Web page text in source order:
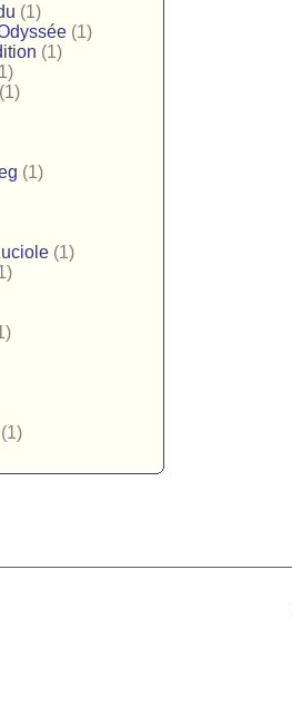
(1)
(1)
(1)
(1)
(1)
(1)
(1)